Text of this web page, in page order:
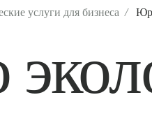
услуги для бизнеса /